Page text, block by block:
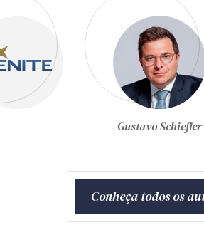
Joel de Menezes
Conheça todos os